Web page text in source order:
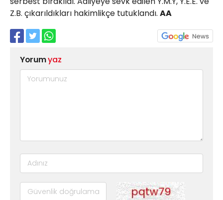
Z.B. çıkarıldıkları hakimlikçe tutuklandı. AA
Yorumyaz